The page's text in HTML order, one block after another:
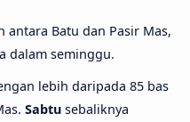
Batu dan Pasir Mas,
dalam seminggu.
lebih daripada 85 bas
Sabtu sebaliknya